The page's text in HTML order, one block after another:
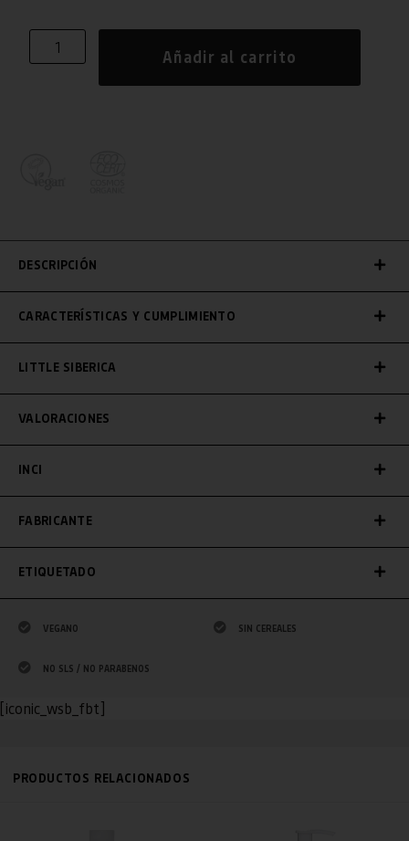
Añadir al carrito
DESCRIPCIÓN
CARACTERÍSTICAS Y CUMPLIMIENTO
LITTLE SIBERICA
VALORACIONES
INCI
FABRICANTE
ETIQUETADO
VEGANO SIN CEREALES
NO SLS / NO PARABENOS
[iconic_wsb_fbt]
PRODUCTOS RELACIONADOS